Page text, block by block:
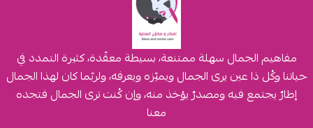
مفاهيم الجمال سهلة ممتنعة، بسيطة معقّدة، كثيرة التمدد في
حياتنا وكُل ذا عين يرى الجمال ويميّزه ويعرفه، ولربّما كان لهذا الجمال
إطارٌ يجتمع فيه ومصدرٌ يؤخذ منه، وإن كُنت ترى الجمال فتجده
معنا